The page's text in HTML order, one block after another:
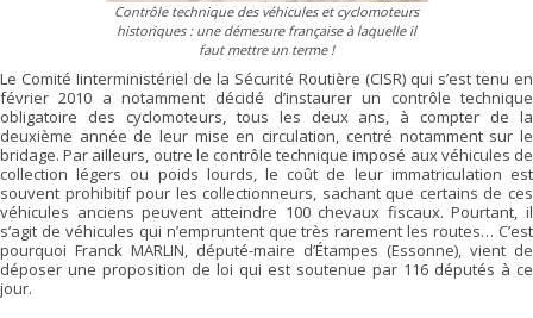
Contrôle technique des véhicules et cyclomoteurs
historiques : une démesure française à laquelle il
faut mettre un terme !
Le Comité Iinterministériel de la Sécurité Routière (CISR) qui s’est tenu en
février 2010 a notamment décidé d’instaurer un contrôle technique
obligatoire des cyclomoteurs, tous les deux ans, à compter de la
deuxième année de leur mise en circulation, centré notamment sur le
bridage. Par ailleurs, outre le contrôle technique imposé aux véhicules de
collection légers ou poids lourds, le coût de leur immatriculation est
souvent prohibitif pour les collectionneurs, sachant que certains de ces
véhicules anciens peuvent atteindre 100 chevaux fiscaux. Pourtant, il
s’agit de véhicules qui n’empruntent que très rarement les routes… C’est
pourquoi Franck MARLIN, député-maire d’Étampes (Essonne), vient de
déposer une proposition de loi qui est soutenue par 116 députés à ce
jour.